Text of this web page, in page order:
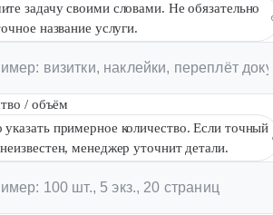
задачу своими словами. Не обязательно
название услуги.
/ объём
примерное количество. Если точный
менеджер уточнит детали.